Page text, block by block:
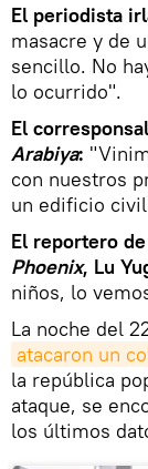
El periodista
masacre y de
sencillo. No
lo ocurrido".
El
Arabiya:
con nuestros
un edificio
El reportero
Phoenix, Lu
niños, lo
La noche del
atacaron un
la república
ataque, se
los últimos